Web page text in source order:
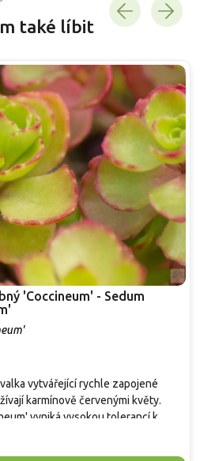
také líbit
'Coccineum' - Sedum
vytvářející rychle zapojené
karmínově červenými květy.
vyniká vysokou tolerancí k
plnému slunci, kde si zachovává